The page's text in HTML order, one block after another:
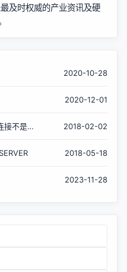
及时权威的产业资讯及硬
2020-10-28
2020-12-01
接不是创
2018-02-02
2018-05-18
2023-11-28